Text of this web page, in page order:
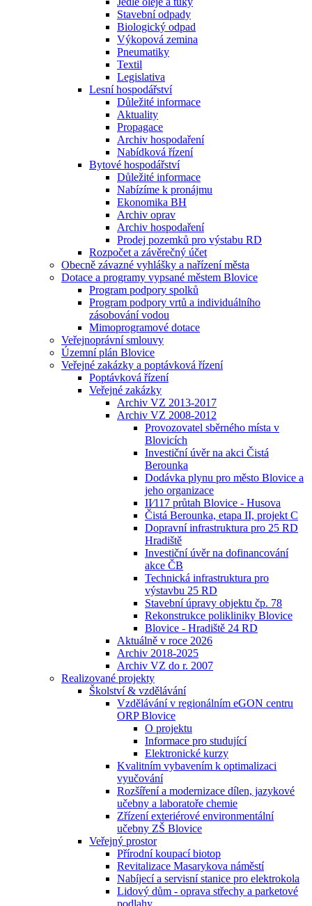
Stavební odpady
Biologický odpad
Výkopová zemina
Pneumatiky
Textil
Legislativa
Lesní hospodářství
Důležité informace
Aktuality
Propagace
Archiv hospodaření
Nabídková řízení
Bytové hospodářství
Důležité informace
Nabízíme k pronájmu
Ekonomika BH
Archiv oprav
Archiv hospodaření
Prodej pozemků pro výstabu RD
Rozpočet a závěrečný účet
Obecně závazné vyhlášky a nařízení města
Dotace a programy vypsané městem Blovice
Program podpory spolků
Program podpory vrtů a individuálního
zásobování vodou
Mimoprogramové dotace
Veřejnoprávní smlouvy
Územní plán Blovice
Veřejné zakázky a poptávková řízení
Poptávková řízení
Veřejné zakázky
Archiv VZ 2013-2017
Archiv VZ 2008-2012
Provozovatel sběrného místa v
Blovicích
Investiční úvěr na akci Čistá
Berounka
Dodávka plynu pro město Blovice a
jeho organizace
II⁄117 průtah Blovice - Husova
Čistá Berounka, etapa II, projekt C
Dopravní infrastruktura pro 25 RD
Hradiště
Investiční úvěr na dofinancování
akce ČB
Technická infrastruktura pro
výstavbu 25 RD
Stavební úpravy objektu čp. 78
Rekonstrukce polikliniky Blovice
Blovice - Hradiště 24 RD
Aktuálně v roce 2026
Archiv 2018-2025
Archiv VZ do r. 2007
Realizované projekty
Školství & vzdělávání
Vzdělávání v regionálním eGON centru
ORP Blovice
O projektu
Informace pro studující
Elektronické kurzy
Kvalitním vybavením k optimalizaci
vyučování
Rozšíření a modernizace dílen, jazykové
učebny a laboratoře chemie
Zřízení exteriérové environmentální
učebny ZŠ Blovice
Veřejný prostor
Přírodní koupací biotop
Revitalizace Masarykova náměstí
Nabíjecí a servisní stanice pro elektrokola
Lidový dům - oprava střechy a parketové
podlahy